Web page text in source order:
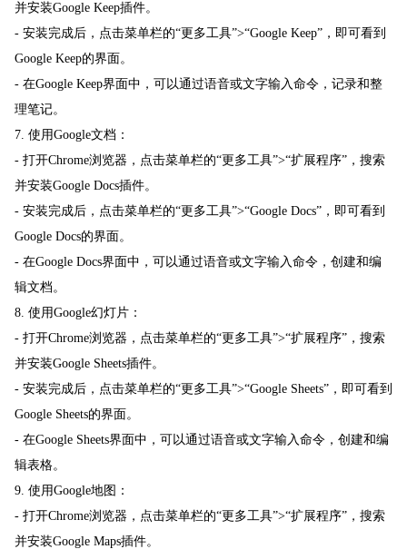
并安装Google Keep插件。
- 安装完成后，点击菜单栏的“更多工具”>“Google Keep”，即可看到
Google Keep的界面。
- 在Google Keep界面中，可以通过语音或文字输入命令，记录和整
理笔记。
7. 使用Google文档：
- 打开Chrome浏览器，点击菜单栏的“更多工具”>“扩展程序”，搜索
并安装Google Docs插件。
- 安装完成后，点击菜单栏的“更多工具”>“Google Docs”，即可看到
Google Docs的界面。
- 在Google Docs界面中，可以通过语音或文字输入命令，创建和编
辑文档。
8. 使用Google幻灯片：
- 打开Chrome浏览器，点击菜单栏的“更多工具”>“扩展程序”，搜索
并安装Google Sheets插件。
- 安装完成后，点击菜单栏的“更多工具”>“Google Sheets”，即可看到
Google Sheets的界面。
- 在Google Sheets界面中，可以通过语音或文字输入命令，创建和编
辑表格。
9. 使用Google地图：
- 打开Chrome浏览器，点击菜单栏的“更多工具”>“扩展程序”，搜索
并安装Google Maps插件。